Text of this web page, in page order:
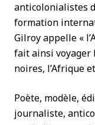
anticolonialistes
formation
Gilroy appelle «
fait ainsi voyager
noires, l’Afrique
Poète, modèle,
journaliste,